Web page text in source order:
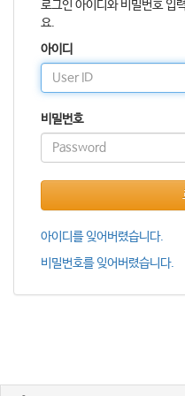
로그인 아이디와 비밀번호 입
요.
아이디
비밀번호
아이디를 잊어버렸습니다.
비밀번호를 잊어버렸습니다.